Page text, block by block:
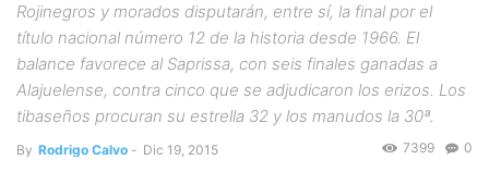
Rojinegros y morados disputarán, entre sí, la final por el
título nacional número 12 de la historia desde 1966. El
balance favorece al Saprissa, con seis finales ganadas a
Alajuelense, contra cinco que se adjudicaron los erizos. Los
tibaseños procuran su estrella 32 y los manudos la 30ª.
By Rodrigo Calvo - Dic 19, 2015 0
7399